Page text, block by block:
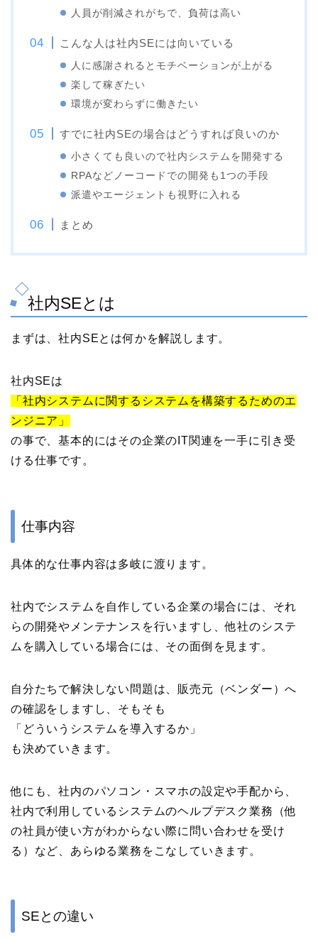
人員が削減されがちで、負荷は高い
こんな人は社内SEには向いている
人に感謝されるとモチベーションが上がる
楽して稼ぎたい
環境が変わらずに働きたい
すでに社内SEの場合はどうすれば良いのか
小さくても良いので社内システムを開発する
RPAなどノーコードでの開発も1つの手段
派遣やエージェントも視野に入れる
まとめ
社内SEとは
まずは、社内SEとは何かを解説します。
社内SEは
「社内システムに関するシステムを構築するためのエ
ンジニア」
の事で、基本的にはその企業のIT関連を一手に引き受
ける仕事です。
仕事内容
具体的な仕事内容は多岐に渡ります。
社内でシステムを自作している企業の場合には、それ
らの開発やメンテナンスを行いますし、他社のシステ
ムを購入している場合には、その面倒を見ます。
自分たちで解決しない問題は、販売元（ベンダー）へ
の確認をしますし、そもそも
「どういうシステムを導入するか」
も決めていきます。
他にも、社内のパソコン・スマホの設定や手配から、
社内で利用しているシステムのヘルプデスク業務（他
の社員が使い方がわからない際に問い合わせを受け
る）など、あらゆる業務をこなしていきます。
SEとの違い